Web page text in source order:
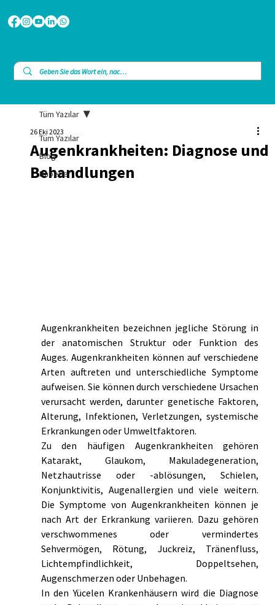
Tüm Yazılar
Blog
Haberler
Tüm Yazılar
Augenkrankheiten: Diagnose und
Behandlungen
26 Eki 2023
Augenkrankheiten bezeichnen jegliche Störung in
der anatomischen Struktur oder Funktion des
Auges. Augenkrankheiten können auf verschiedene
Arten auftreten und unterschiedliche Symptome
aufweisen. Sie können durch verschiedene Ursachen
verursacht werden, darunter genetische Faktoren,
Alterung, Infektionen, Verletzungen, systemische
Erkrankungen oder Umweltfaktoren.
Zu den häufigen Augenkrankheiten gehören
Katarakt, Glaukom, Makuladegeneration,
Netzhautrisse oder -ablösungen, Schielen,
Konjunktivitis, Augenallergien und viele weitern.
Die Symptome von Augenkrankheiten können je
nach Art der Erkrankung variieren. Dazu gehören
verschwommenes oder vermindertes
Sehvermögen, Rötung, Juckreiz, Tränenfluss,
Lichtempfindlichkeit, Doppeltsehen,
Augenschmerzen oder Unbehagen.
In den Yücelen Krankenhäusern wird die Diagnose